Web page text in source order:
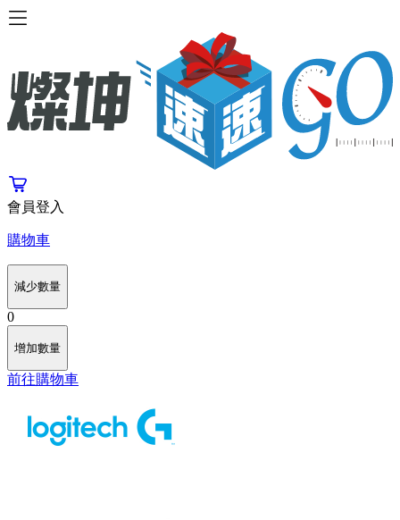
會員登入
購物車
減少數量
0
增加數量
前往購物車